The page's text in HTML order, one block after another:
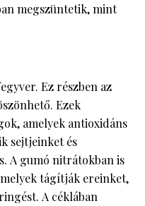
megszüntetik, mint
Ez részben az
Ezek
amelyek antioxidáns
sejtjeinket és
A gumó nitrátokban is
tágítják ereinket,
A céklában